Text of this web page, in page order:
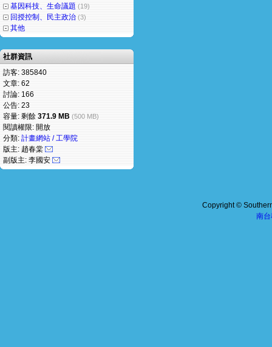
基因科技、生命議題 (19)
回授控制、民主政治 (3)
其他
社群資訊
訪客: 385840
文章: 62
討論: 166
公告: 23
容量: 剩餘 371.9 MB (500 MB)
閱讀權限: 開放
分類: 計畫網站 / 工學院
版主: 趙春棠
副版主: 李國安
Copyright ©
南